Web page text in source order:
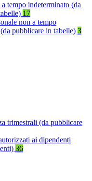
tempo indeterminato (da
17
non a tempo
pubblicare in tabelle) 3
trimestrali (da pubblicare
ai dipendenti
36